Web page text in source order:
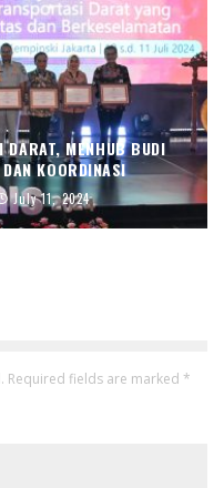
DARAT, MENHUB BUDI
KOORDINASI
July 11, 2024
Required fields are marked *